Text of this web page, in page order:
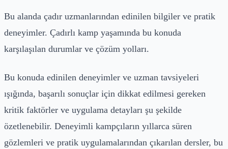
Bu alanda çadır uzmanlarından edinilen bilgiler ve pratik
deneyimler. Çadırlı kamp yaşamında bu konuda
karşılaşılan durumlar ve çözüm yolları.
Bu konuda edinilen deneyimler ve uzman tavsiyeleri
ışığında, başarılı sonuçlar için dikkat edilmesi gereken
kritik faktörler ve uygulama detayları şu şekilde
özetlenebilir. Deneyimli kampçıların yıllarca süren
gözlemleri ve pratik uygulamalarından çıkarılan dersler, bu